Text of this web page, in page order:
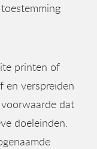
printen of
en verspreiden
dat
doeleinden.